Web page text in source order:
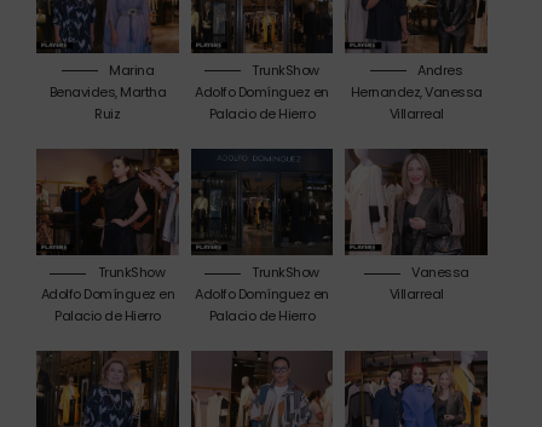
Marina
Benavides, Martha
Ruiz
TrunkShow
Adolfo Domínguez en
Palacio de Hierro
Andres
Hernandez, Vanessa
Villarreal
TrunkShow
Adolfo Domínguez en
Palacio de Hierro
TrunkShow
Adolfo Domínguez en
Palacio de Hierro
Vanessa
Villarreal